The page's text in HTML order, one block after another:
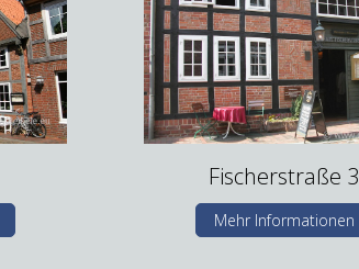
Fischerstraße 3
Mehr Informationen